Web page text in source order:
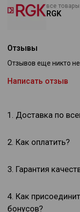
все
RGK
Отзывы
Отзывов еще никто
Написать отзыв
1. Доставка по
2. Как оплатить?
3. Гарантия
4. Как
бонусов?